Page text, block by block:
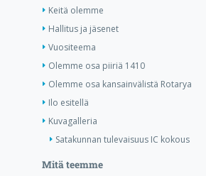
Keitä olemme
Hallitus ja jäsenet
Vuositeema
Olemme osa piiriä 1410
Olemme osa kansainvälistä Rotarya
Ilo esitellä
Kuvagalleria
Satakunnan tulevaisuus IC kokous
Mitä teemme